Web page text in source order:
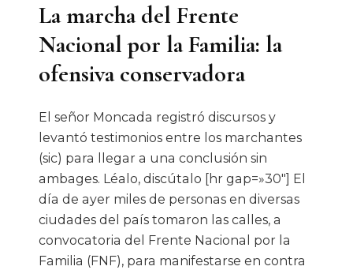
La marcha del Frente
Nacional por la Familia: la
ofensiva conservadora
El señor Moncada registró discursos y
levantó testimonios entre los marchantes
(sic) para llegar a una conclusión sin
ambages. Léalo, discútalo [hr gap=»30″] El
día de ayer miles de personas en diversas
ciudades del país tomaron las calles, a
convocatoria del Frente Nacional por la
Familia (FNF), para manifestarse en contra